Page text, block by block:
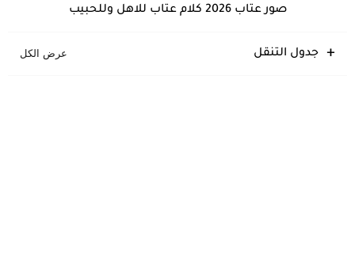
صور عتاب 2026 كلام عتاب للاهل وللحبيب
جدول التنقل